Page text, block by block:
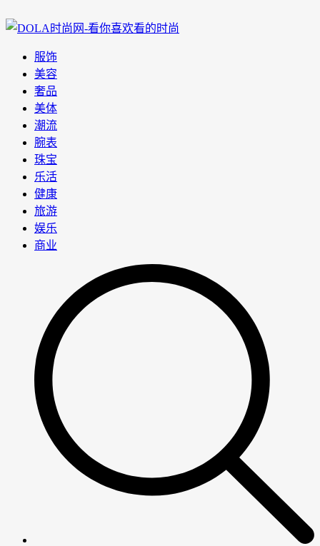
服饰
美容
奢品
美体
潮流
腕表
珠宝
乐活
健康
旅游
娱乐
商业